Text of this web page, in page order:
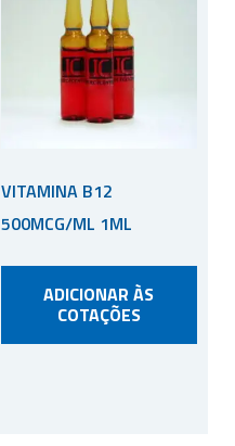
VITAMINA B12
500MCG/ML 1ML
ADICIONAR ÀS
COTAÇÕES